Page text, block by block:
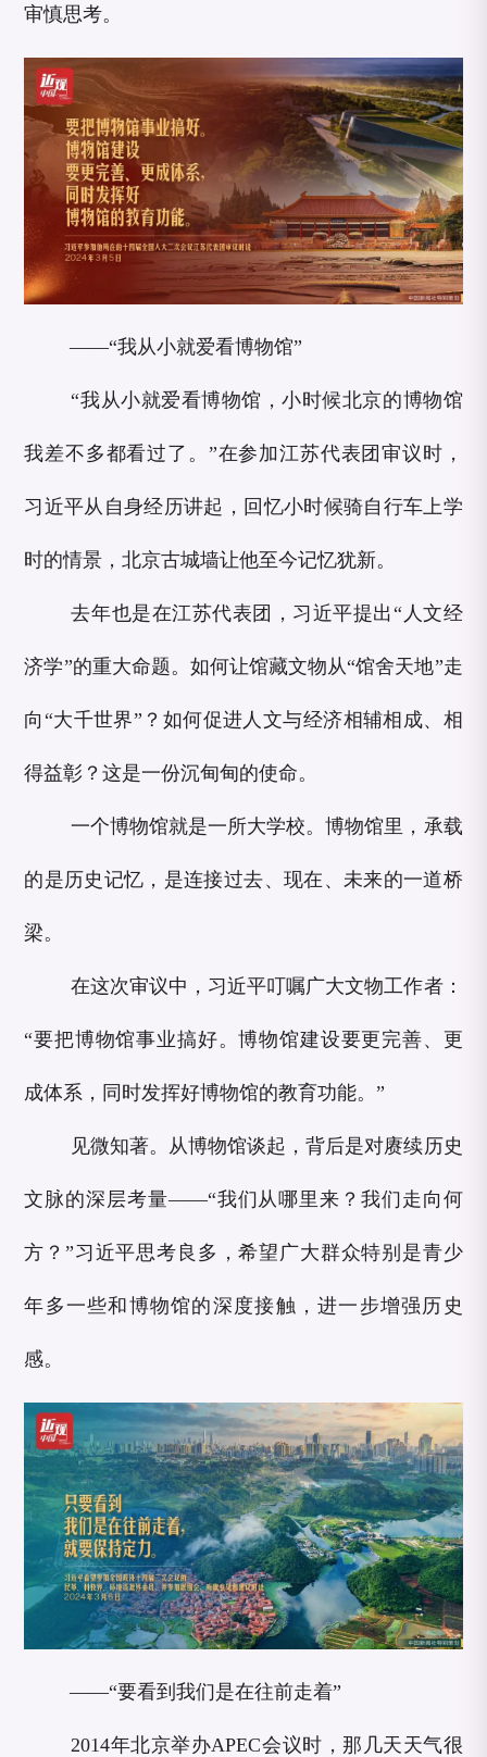
审慎思考。
——“我从小就爱看博物馆”
“我从小就爱看博物馆，小时候北京的博物馆
我差不多都看过了。”在参加江苏代表团审议时，
习近平从自身经历讲起，回忆小时候骑自行车上学
时的情景，北京古城墙让他至今记忆犹新。
去年也是在江苏代表团，习近平提出“人文经
济学”的重大命题。如何让馆藏文物从“馆舍天地”走
向“大千世界”？如何促进人文与经济相辅相成、相
得益彰？这是一份沉甸甸的使命。
一个博物馆就是一所大学校。博物馆里，承载
的是历史记忆，是连接过去、现在、未来的一道桥
梁。
在这次审议中，习近平叮嘱广大文物工作者：
“要把博物馆事业搞好。博物馆建设要更完善、更
成体系，同时发挥好博物馆的教育功能。”
见微知著。从博物馆谈起，背后是对赓续历史
文脉的深层考量——“我们从哪里来？我们走向何
方？”习近平思考良多，希望广大群众特别是青少
年多一些和博物馆的深度接触，进一步增强历史
感。
——“要看到我们是在往前走着”
2014年北京举办APEC会议时，那几天天气很